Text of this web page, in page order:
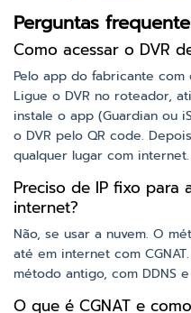
Perguntas
Como acessar o DVR
Pelo app do fabricante com
Ligue o DVR no roteador,
instale o app (Guardian ou
o DVR pelo QR code.
qualquer lugar com internet.
Preciso de IP fixo para
internet?
Não, se usar a nuvem. O
até em internet com
método antigo, com DDNS
O que é CGNAT e